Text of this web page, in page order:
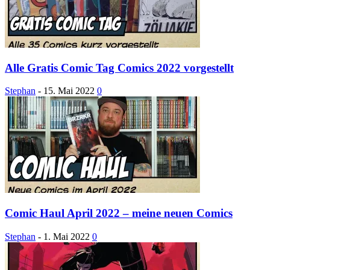
Alle Gratis Comic Tag Comics 2022 vorgestellt
Stephan - 15. Mai 2022 0
Comic Haul April 2022 – meine neuen Comics
Stephan - 1. Mai 2022 0